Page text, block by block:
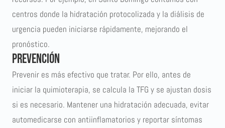
centros donde la hidratación protocolizada y la diálisis de
urgencia pueden iniciarse rápidamente, mejorando el
pronóstico.
Prevención
Prevenir es más efectivo que tratar. Por ello, antes de
iniciar la quimioterapia, se calcula la TFG y se ajustan dosis
si es necesario. Mantener una hidratación adecuada, evitar
automedicarse con antiinflamatorios y reportar síntomas